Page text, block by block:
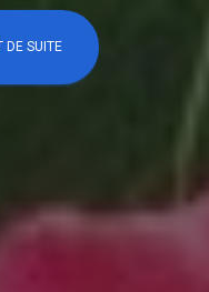
DE SUITE